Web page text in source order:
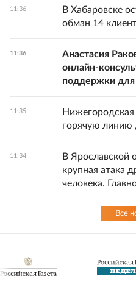
11:36
В Хабаровске
обман 14
11:36
Анастасия
онлайн-
поддержки для
11:35
Нижегородская
горячую линию
11:34
В Ярославской
крупная атака
человека.
Все